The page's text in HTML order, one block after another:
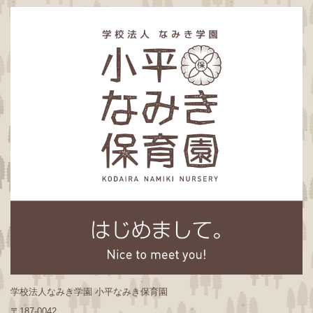
学校法人なみき学園 小平なみき保育園